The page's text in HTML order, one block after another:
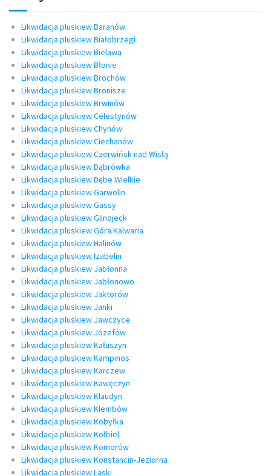
Likwidacja pluskiew Baranów
Likwidacja pluskiew Białobrzegi
Likwidacja pluskiew Bielawa
Likwidacja pluskiew Błonie
Likwidacja pluskiew Brochów
Likwidacja pluskiew Bronisze
Likwidacja pluskiew Brwinów
Likwidacja pluskiew Celestynów
Likwidacja pluskiew Chynów
Likwidacja pluskiew Ciechanów
Likwidacja pluskiew Czerwińsk nad Wisłą
Likwidacja pluskiew Dąbrówka
Likwidacja pluskiew Dębe Wielkie
Likwidacja pluskiew Garwolin
Likwidacja pluskiew Gassy
Likwidacja pluskiew Glinojeck
Likwidacja pluskiew Góra Kalwaria
Likwidacja pluskiew Halinów
Likwidacja pluskiew Izabelin
Likwidacja pluskiew Jabłonna
Likwidacja pluskiew Jabłonowo
Likwidacja pluskiew Jaktorów
Likwidacja pluskiew Janki
Likwidacja pluskiew Jawczyce
Likwidacja pluskiew Józefów
Likwidacja pluskiew Kałuszyn
Likwidacja pluskiew Kampinos
Likwidacja pluskiew Karczew
Likwidacja pluskiew Kawęczyn
Likwidacja pluskiew Klaudyn
Likwidacja pluskiew Klembów
Likwidacja pluskiew Kobyłka
Likwidacja pluskiew Kołbiel
Likwidacja pluskiew Komorów
Likwidacja pluskiew Konstancin-Jeziorna
Likwidacja pluskiew Laski